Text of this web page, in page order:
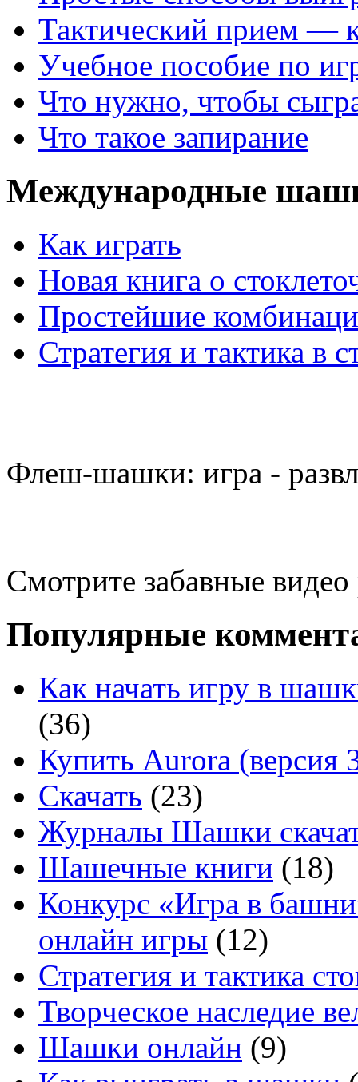
Тактический прием —
Учебное пособие по
Что нужно, чтобы
Что такое запирание
Международные
Как играть
Новая книга о
Простейшие
Стратегия и тактика в
Флеш-шашки: игра -
Смотрите забавные
Популярные
Как начать игру в
(36)
Купить Aurora (версия
Скачать (23)
Журналы Шашки
Шашечные книги (18)
Конкурс «Игра в
онлайн игры (12)
Стратегия и тактика
Творческое наследие
Шашки онлайн (9)